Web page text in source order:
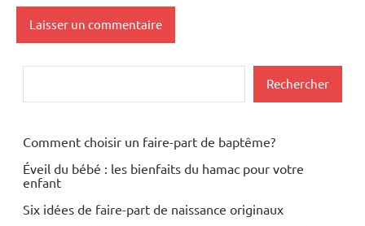
Rechercher
Comment choisir un faire-part de baptême?
Éveil du bébé : les bienfaits du hamac pour votre
enfant
Six idées de faire-part de naissance originaux